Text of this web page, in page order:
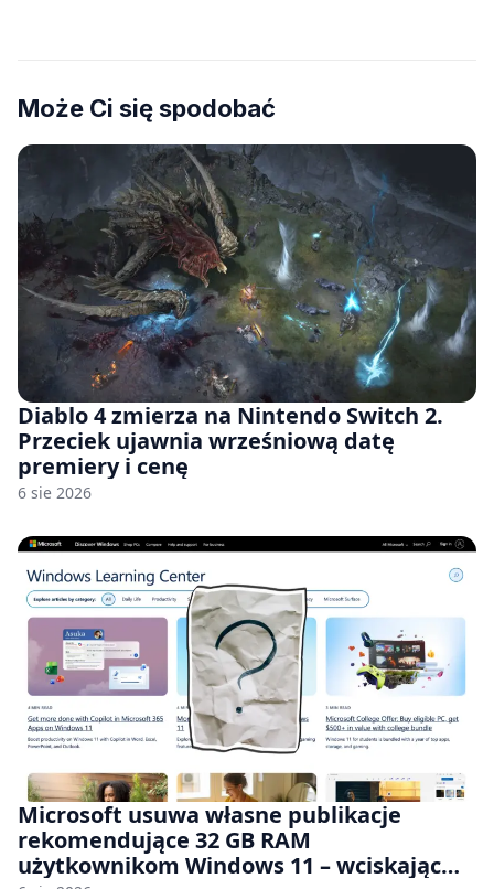
Może Ci się spodobać
Diablo 4 zmierza na Nintendo Switch 2.
Przeciek ujawnia wrześniową datę
premiery i cenę
6 sie 2026
Microsoft usuwa własne publikacje
rekomendujące 32 GB RAM
użytkownikom Windows 11 – wciskając